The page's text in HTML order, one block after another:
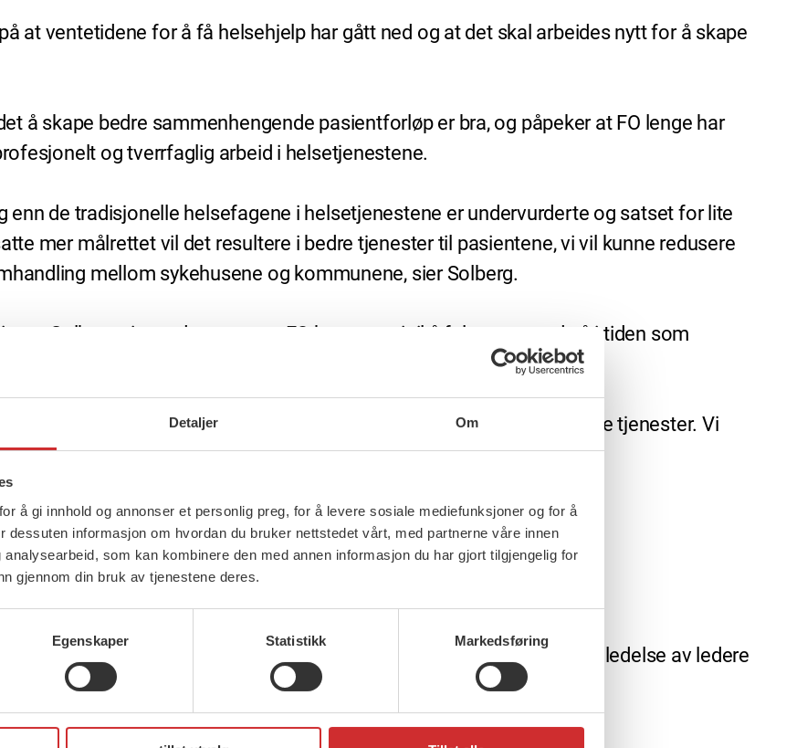
Detaljer Om
å gi innhold og annonser et personlig preg, for å levere sosiale mediefunksjoner og for å
dessuten informasjon om hvordan du bruker nettstedet vårt, med partnerne våre innen
som kan kombinere den med annen informasjon du har gjort tilgjengelig for
gjennom din bruk av tjenestene deres.
Egenskaper Statistikk Markedsføring
at ventetidene for å få helsehjelp har gått ned og at det skal arbeides nytt for å skape
å skape bedre sammenhengende pasientforløp er bra, og påpeker at FO lenge har
og tverrfaglig arbeid i helsetjenestene.
enn de tradisjonelle helsefagene i helsetjenestene er undervurderte og satset for lite
mer målrettet vil det resultere i bedre tjenester til pasientene, vi vil kunne redusere
mellom sykehusene og kommunene, sier Solberg.
og Solberg sier at dette er noe FO kommer vi til å følge tett med på i tiden som
frem hvordan sosialarbeidere kan brukes for å skape bedre helhetlige tjenester. Vi
til sykehusene, sier Solberg.
fra 15. januar 2025.
er for høyt og at det må ned. Han sier det skal fokuseres på bedre ledelse av ledere
og fleksibilitet.